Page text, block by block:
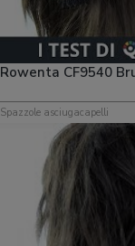
Rowenta CF9540
Spazzole asciugacapelli